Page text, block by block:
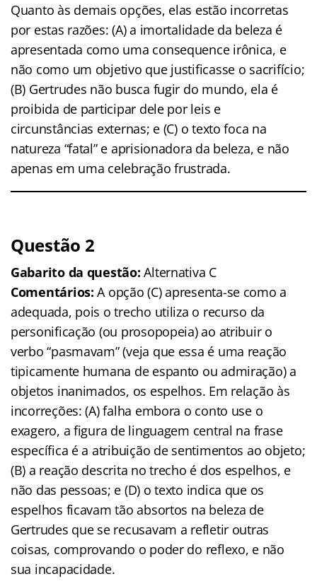
Quanto às demais opções, elas estão incorretas
por estas razões: (A) a imortalidade da beleza é
apresentada como uma consequence irônica, e
não como um objetivo que justificasse o sacrifício;
(B) Gertrudes não busca fugir do mundo, ela é
proibida de participar dele por leis e
circunstâncias externas; e (C) o texto foca na
natureza “fatal” e aprisionadora da beleza, e não
apenas em uma celebração frustrada.
Questão 2
Gabarito da questão: Alternativa C
Comentários: A opção (C) apresenta-se como a
adequada, pois o trecho utiliza o recurso da
personificação (ou prosopopeia) ao atribuir o
verbo “pasmavam” (veja que essa é uma reação
tipicamente humana de espanto ou admiração) a
objetos inanimados, os espelhos. Em relação às
incorreções: (A) falha embora o conto use o
exagero, a figura de linguagem central na frase
específica é a atribuição de sentimentos ao objeto;
(B) a reação descrita no trecho é dos espelhos, e
não das pessoas; e (D) o texto indica que os
espelhos ficavam tão absortos na beleza de
Gertrudes que se recusavam a refletir outras
coisas, comprovando o poder do reflexo, e não
sua incapacidade.